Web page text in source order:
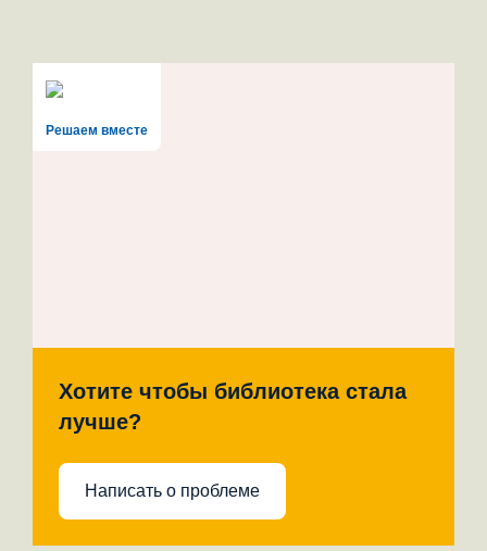
Решаем вместе
Хотите чтобы библиотека стала
лучше?
Написать о проблеме